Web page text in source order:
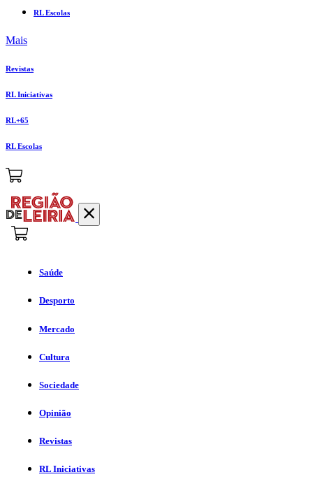
RL Escolas
Mais
Revistas
RL Iniciativas
RL+65
RL Escolas
Saúde
Desporto
Mercado
Cultura
Sociedade
Opinião
Revistas
RL Iniciativas